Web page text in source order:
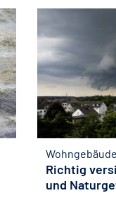
Richtig
und